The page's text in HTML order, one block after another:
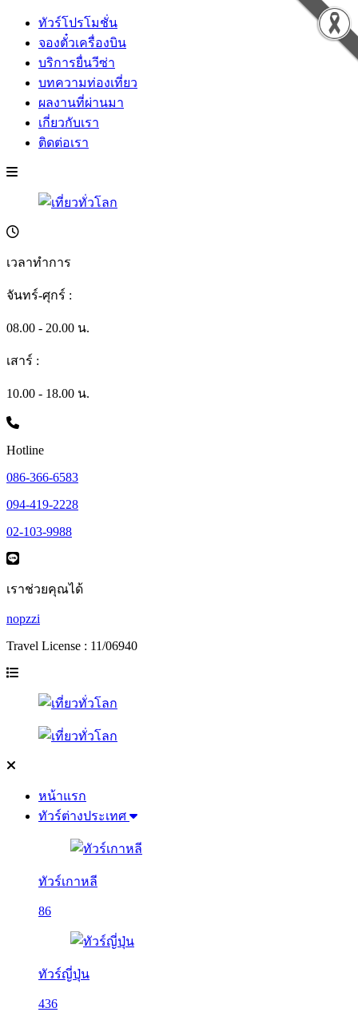
ทัวร์โปรโมชั่น
จองตั๋วเครื่องบิน
บริการยื่นวีซ่า
บทความท่องเที่ยว
ผลงานที่ผ่านมา
เกี่ยวกับเรา
ติดต่อเรา
เวลาทำการ
จันทร์-ศุกร์ :
08.00 - 20.00 น.
เสาร์ :
10.00 - 18.00 น.
Hotline
086-366-6583
094-419-2228
02-103-9988
เราช่วยคุณได้
nopzzi
Travel License : 11/06940
หน้าแรก
ทัวร์ต่างประเทศ
ทัวร์เกาหลี
86
ทัวร์ญี่ปุ่น
436